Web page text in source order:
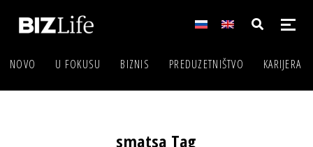
NOVO U FOKUSU BIZNIS PREDUZETNIŠTVO KARIJERA
smatsa Tag